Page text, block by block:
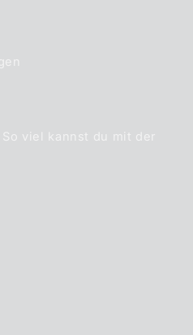
viel kannst du mit der